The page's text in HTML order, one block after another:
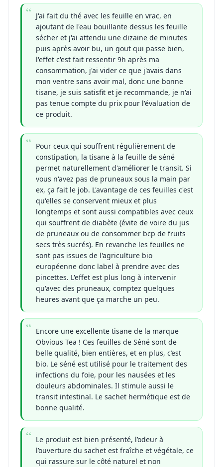
J'ai fait du thé avec les feuille en vrac, en
ajoutant de l'eau bouillante dessus les feuille
sécher et j'ai attendu une dizaine de minutes
puis après avoir bu, un gout qui passe bien,
l'effet c'est fait ressentir 9h après ma
consommation, j'ai vider ce que j'avais dans
mon ventre sans avoir mal, donc une bonne
tisane, je suis satisfit et je recommande, je n'ai
pas tenue compte du prix pour l'évaluation de
ce produit.
Pour ceux qui souffrent régulièrement de
constipation, la tisane à la feuille de séné
permet naturellement d'améliorer le transit. Si
vous n'avez pas de pruneaux sous la main par
ex, ça fait le job. L'avantage de ces feuilles c'est
qu'elles se conservent mieux et plus
longtemps et sont aussi compatibles avec ceux
qui souffrent de diabète (évite de voire du jus
de pruneaux ou de consommer bcp de fruits
secs très sucrés). En revanche les feuilles ne
sont pas issues de l'agriculture bio
européenne donc label à prendre avec des
pincettes. L'effet est plus long à intervenir
qu'avec des pruneaux, comptez quelques
heures avant que ça marche un peu.
Encore une excellente tisane de la marque
Obvious Tea ! Ces feuilles de Séné sont de
belle qualité, bien entières, et en plus, c’est
bio. Le séné est utilisé pour le traitement des
infections du foie, pour les nausées et les
douleurs abdominales. Il stimule aussi le
transit intestinal. Le sachet hermétique est de
bonne qualité.
Le produit est bien présenté, l’odeur à
l’ouverture du sachet est fraîche et végétale, ce
qui rassure sur le côté naturel et non